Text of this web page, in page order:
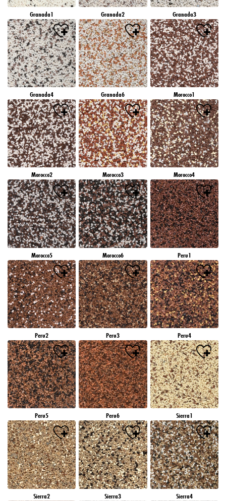
Granada1 Granada2 Granada3
Granada4 Granada6 Morocco1
Morocco2 Morocco3 Morocco4
Morocco5 Morocco6 Peru1
Peru2 Peru3 Peru4
Peru5 Peru6 Sierra1
Sierra2 Sierra3 Sierra4